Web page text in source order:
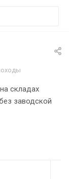
складах
заводской